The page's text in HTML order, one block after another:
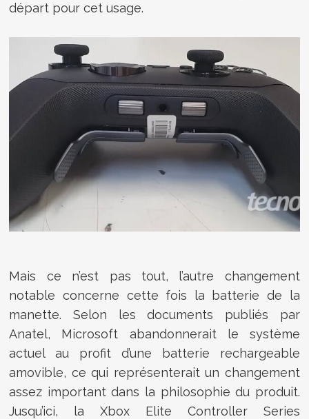
départ pour cet usage.
Mais ce n’est pas tout, l’autre changement
notable concerne cette fois la batterie de la
manette. Selon les documents publiés par
Anatel, Microsoft abandonnerait le système
actuel au profit d’une batterie rechargeable
amovible, ce qui représenterait un changement
assez important dans la philosophie du produit.
Jusqu’ici, la Xbox Elite Controller Series